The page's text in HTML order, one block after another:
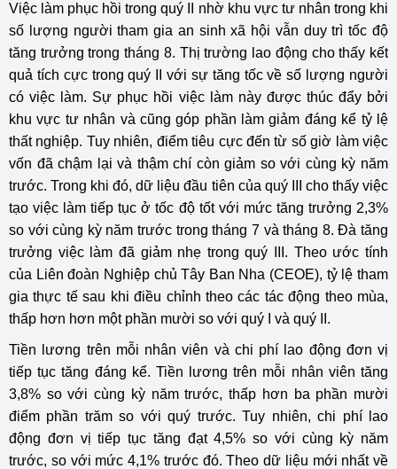
Việc làm phục hồi trong quý II nhờ khu vực tư nhân trong khi
số lượng người tham gia an sinh xã hội vẫn duy trì tốc độ
tăng trưởng trong tháng 8. Thị trường lao động cho thấy kết
quả tích cực trong quý II với sự tăng tốc về số lượng người
có việc làm. Sự phục hồi việc làm này được thúc đẩy bởi
khu vực tư nhân và cũng góp phần làm giảm đáng kể tỷ lệ
thất nghiệp. Tuy nhiên, điểm tiêu cực đến từ số giờ làm việc
vốn đã chậm lại và thậm chí còn giảm so với cùng kỳ năm
trước. Trong khi đó, dữ liệu đầu tiên của quý III cho thấy việc
tạo việc làm tiếp tục ở tốc độ tốt với mức tăng trưởng 2,3%
so với cùng kỳ năm trước trong tháng 7 và tháng 8. Đà tăng
trưởng việc làm đã giảm nhẹ trong quý III. Theo ước tính
của Liên đoàn Nghiệp chủ Tây Ban Nha (CEOE), tỷ lệ tham
gia thực tế sau khi điều chỉnh theo các tác động theo mùa,
thấp hơn hơn một phần mười so với quý I và quý II.
Tiền lương trên mỗi nhân viên và chi phí lao động đơn vị
tiếp tục tăng đáng kể. Tiền lương trên mỗi nhân viên tăng
3,8% so với cùng kỳ năm trước, thấp hơn ba phần mười
điểm phần trăm so với quý trước. Tuy nhiên, chi phí lao
động đơn vị tiếp tục tăng đạt 4,5% so với cùng kỳ năm
trước, so với mức 4,1% trước đó. Theo dữ liệu mới nhất về